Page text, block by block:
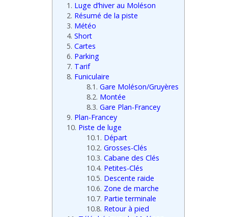
1. Luge d’hiver au Moléson
2. Résumé de la piste
3. Météo
4. Short
5. Cartes
6. Parking
7. Tarif
8. Funiculaire
8.1. Gare Moléson/Gruyères
8.2. Montée
8.3. Gare Plan-Francey
9. Plan-Francey
10. Piste de luge
10.1. Départ
10.2. Grosses-Clés
10.3. Cabane des Clés
10.4. Petites-Clés
10.5. Descente raide
10.6. Zone de marche
10.7. Partie terminale
10.8. Retour à pied